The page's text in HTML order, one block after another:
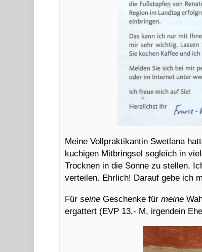
Meine Vollpraktikantin Swetlana
kuchigen Mitbringsel sogleich in
Trocknen in die Sonne zu stellen.
verteilen. Ehrlich! Darauf gebe ich
Fürseine Geschenke fürmeine
ergattert (EVP 13,- M, irgendein